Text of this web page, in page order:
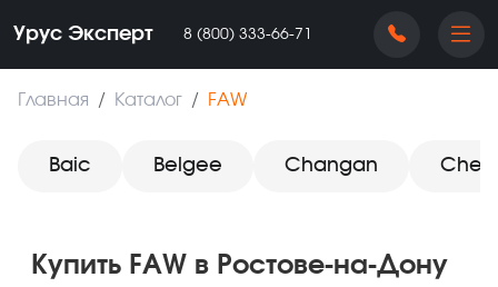
Урус Эксперт ‪8 (800) 333-66-71
Главная Каталог FAW
Baic Belgee Changan
Купить FAW в Ростове-на-Дону